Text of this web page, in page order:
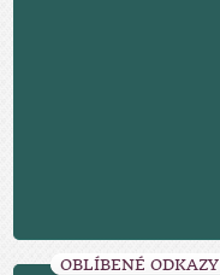
OBLÍBENÉ ODKAZY